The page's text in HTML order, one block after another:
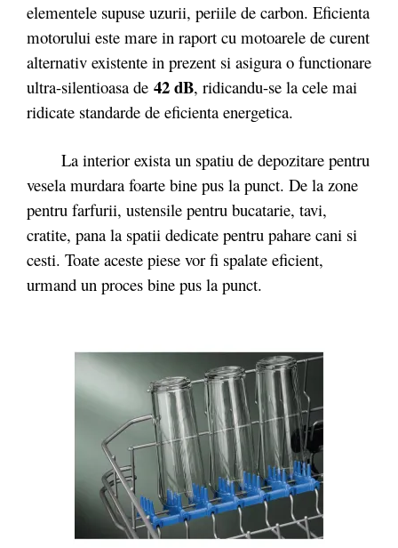
elementele supuse uzurii, periile de carbon. Eficienta
motorului este mare in raport cu motoarele de curent
alternativ existente in prezent si asigura o functionare
ultra-silentioasa de 42 dB, ridicandu-se la cele mai
ridicate standarde de eficienta energetica.
La interior exista un spatiu de depozitare pentru
vesela murdara foarte bine pus la punct. De la zone
pentru farfurii, ustensile pentru bucatarie, tavi,
cratite, pana la spatii dedicate pentru pahare cani si
cesti. Toate aceste piese vor fi spalate eficient,
urmand un proces bine pus la punct.